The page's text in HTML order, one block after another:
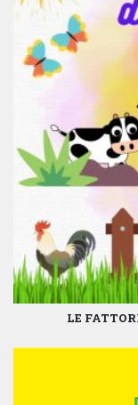
LE